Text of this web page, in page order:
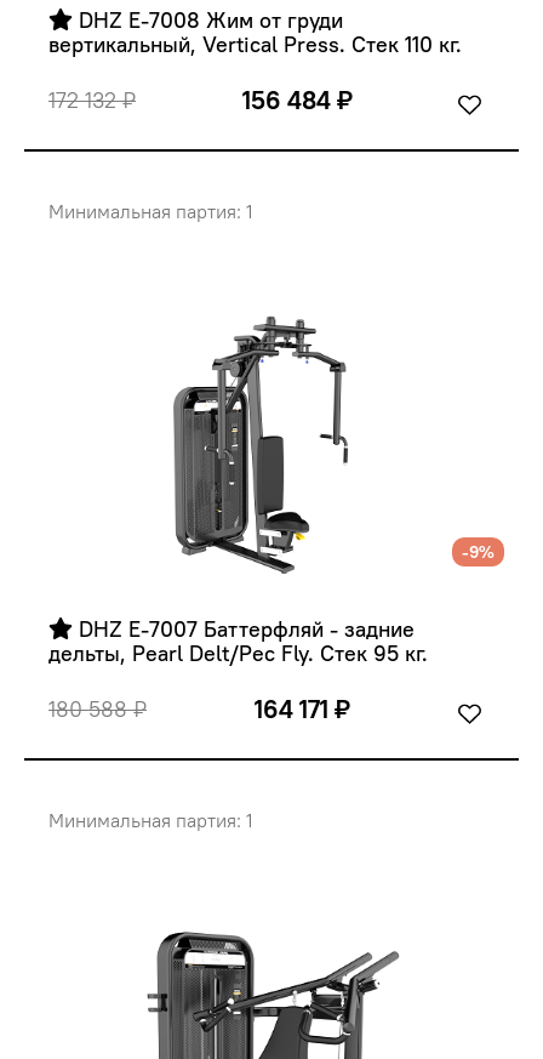
DHZ E-7008 Жим от груди
вертикальный, Vertical Press. Стек 110 кг.
172 132 ₽
156 484 ₽
Минимальная партия: 1
-9%
DHZ E-7007 Баттерфляй - задние
дельты, Pearl Delt/Pec Fly. Стек 95 кг.
180 588 ₽
164 171 ₽
Минимальная партия: 1